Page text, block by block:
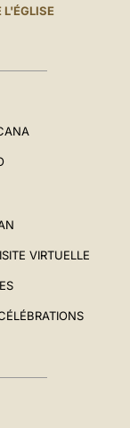
L'ÉGLISE
VIRTUELLE